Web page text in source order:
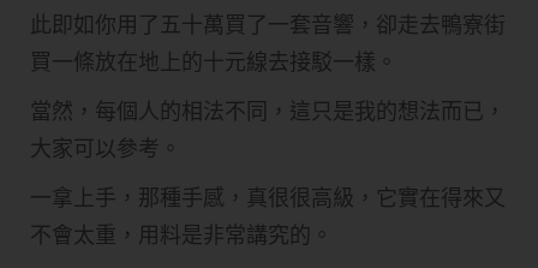
此即如你用了五十萬買了一套音響，卻走去鴨寮街
買一條放在地上的十元線去接駁一樣。
當然，每個人的相法不同，這只是我的想法而已，
大家可以參考。
一拿上手，那種手感，真很很高級，它實在得來又
不會太重，用料是非常講究的。